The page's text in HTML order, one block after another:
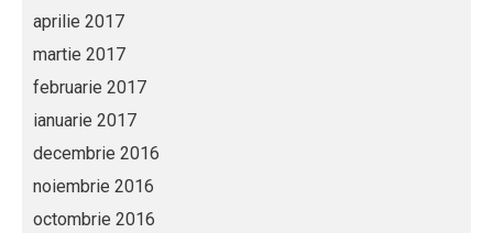
aprilie 2017
martie 2017
februarie 2017
ianuarie 2017
decembrie 2016
noiembrie 2016
octombrie 2016